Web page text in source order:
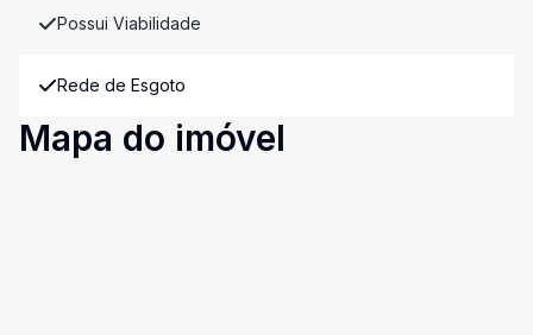
Possui Viabilidade
Rede de Esgoto
Mapa do imóvel